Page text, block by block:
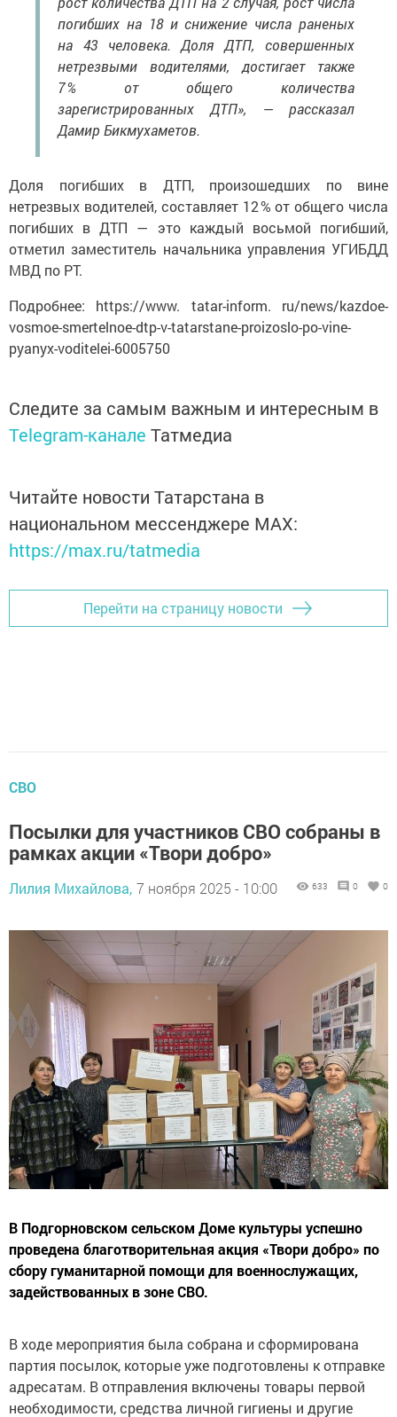
погибших на 18 и снижение числа раненых
на 43 человека. Доля ДТП, совершенных
нетрезвыми водителями, достигает также
7 % от общего количества
зарегистрированных ДТП», — рассказал
Дамир Бикмухаметов.
Доля погибших в ДТП, произошедших по вине
нетрезвых водителей, составляет 12 % от общего числа
погибших в ДТП — это каждый восьмой погибший,
отметил заместитель начальника управления УГИБДД
МВД по РТ.
Подробнее: https://www. tatar-inform. ru/news/kazdoe-
vosmoe-smertelnoe-dtp-v-tatarstane-proizoslo-po-vine-
pyanyx-voditelei-6005750
Следите за самым важным и интересным в
Telegram-канале Татмедиа
Читайте новости Татарстана в
национальном мессенджере MАХ:
https://max.ru/tatmedia
Перейти на страницу новости
СВО
Посылки для участников СВО собраны в
рамках акции «Твори добро»
Лилия Михайлова, 7 ноября 2025 - 10:00 633 0 0
В Подгорновском сельском Доме культуры успешно
проведена благотворительная акция «Твори добро» по
сбору гуманитарной помощи для военнослужащих,
задействованных в зоне СВО.
В ходе мероприятия была собрана и сформирована
партия посылок, которые уже подготовлены к отправке
адресатам. В отправления включены товары первой
необходимости, средства личной гигиены и другие